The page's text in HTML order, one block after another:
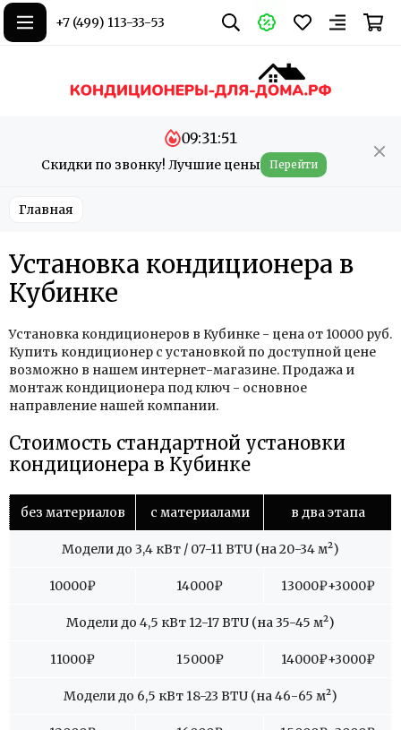
+7 (499) 113-33-53
Скидки по звонку! Лучшие цены
09:31:50
Перейти
Главная
Установка кондиционера в
Кубинке
Установка кондиционеров в Кубинке - цена от 10000 руб.
Купить кондиционер с установкой по доступной цене
возможно в нашем интернет-магазине. Продажа и
монтаж кондиционера под ключ - основное
направление нашей компании.
Стоимость стандартной установки
кондиционера в Кубинке
без материалов с материалами в два этапа
Модели до 3,4 кВт / 07-11 BTU (на 20-34 м²)
10000₽ 14000₽ 13000₽+3000₽
Модели до 4,5 кВт 12-17 BTU (на 35-45 м²)
11000₽ 15000₽ 14000₽+3000₽
Модели до 6,5 кВт 18-23 BTU (на 46-65 м²)